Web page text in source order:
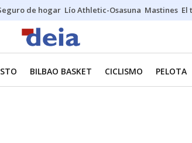
de hogar Lío Athletic-Osasuna Mastines El
BILBAO BASKET CICLISMO PELOTA